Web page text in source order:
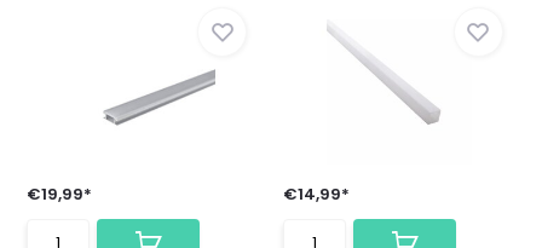
€19,99* €14,99*